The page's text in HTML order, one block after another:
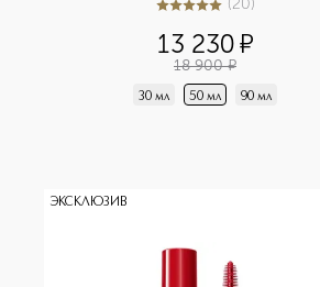
5из 520 (20)
13 230¤
18 900 ¤
30 мл 50 мл 90 мл
ЭКСКЛЮЗИВ